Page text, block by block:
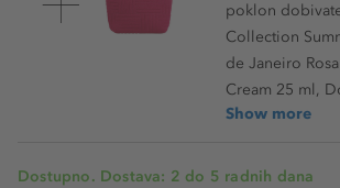
30 - Cool Sand
poklon
Collection
de Janeiro
Cream 25 ml,
Show more
Dostupno. Dostava: 2 do 5 radnih dana